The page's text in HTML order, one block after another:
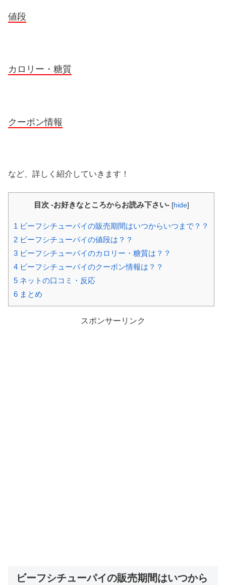
値段
カロリー・糖質
クーポン情報
など、詳しく紹介していきます！
目次 -お好きなところからお読み下さい- [hide]
1 ビーフシチューパイの販売期間はいつからいつまで？？
2 ビーフシチューパイの値段は？？
3 ビーフシチューパイのカロリー・糖質は？？
4 ビーフシチューパイのクーポン情報は？？
5 ネットの口コミ・反応
6 まとめ
スポンサーリンク
ビーフシチューパイの販売期間はいつから